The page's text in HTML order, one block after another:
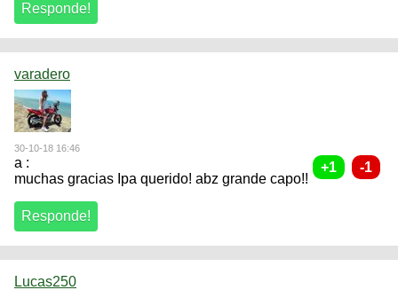
varadero
30-10-18 16:46
a :
muchas gracias Ipa querido! abz grande capo!!
Lucas250